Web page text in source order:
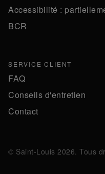
Accessibilité :
BCR
SERVICE CLIENT
FAQ
Conseils d'entretien
Contact
© Saint-Louis 2026. Tous